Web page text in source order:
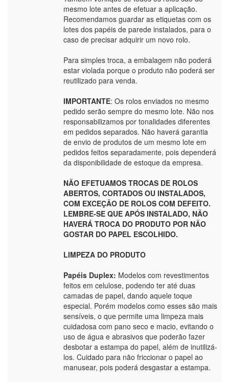
mesmo lote antes de efetuar a aplicação.
Recomendamos guardar as etiquetas com os
lotes dos papéis de parede instalados, para o
caso de precisar adquirir um novo rolo.
Para simples troca, a embalagem não poderá
estar violada porque o produto não poderá ser
reutilizado para venda.
IMPORTANTE: Os rolos enviados no mesmo
pedido serão sempre do mesmo lote. Não nos
responsabilizamos por tonalidades diferentes
em pedidos separados. Não haverá garantia
de envio de produtos de um mesmo lote em
pedidos feitos separadamente, pois dependerá
da disponibilidade de estoque da empresa.
NÃO EFETUAMOS TROCAS DE ROLOS
ABERTOS, CORTADOS OU INSTALADOS,
COM EXCEÇÃO DE ROLOS COM DEFEITO.
LEMBRE-SE QUE APÓS INSTALADO, NÃO
HAVERÁ TROCA DO PRODUTO POR NÃO
GOSTAR DO PAPEL ESCOLHIDO.
LIMPEZA DO PRODUTO
Papéis Duplex: Modelos com revestimentos
feitos em celulose, podendo ter até duas
camadas de papel, dando aquele toque
especial. Porém modelos como esses são mais
sensíveis, o que permite uma limpeza mais
cuidadosa com pano seco e macio, evitando o
uso de água e abrasivos que poderão fazer
desbotar a estampa do papel, além de inutilizá-
los. Cuidado para não friccionar o papel ao
manusear, pois poderá desgastar a estampa.